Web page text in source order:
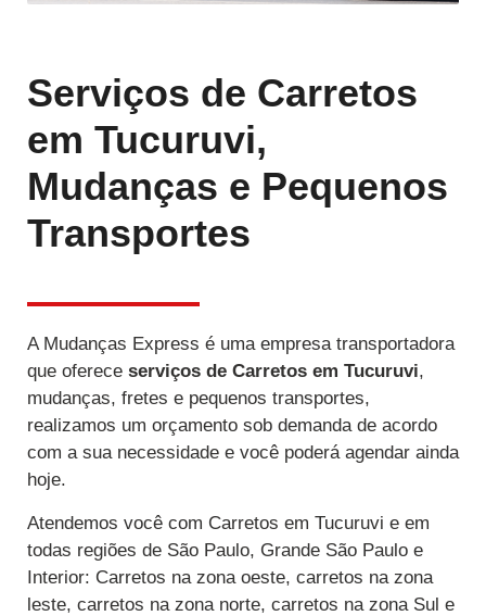
Serviços de Carretos
em Tucuruvi,
Mudanças e Pequenos
Transportes
A Mudanças Express é uma empresa transportadora
que oferece serviços de Carretos em Tucuruvi,
mudanças, fretes e pequenos transportes,
realizamos um orçamento sob demanda de acordo
com a sua necessidade e você poderá agendar ainda
hoje.
Atendemos você com Carretos em Tucuruvi e em
todas regiões de São Paulo, Grande São Paulo e
Interior: Carretos na zona oeste, carretos na zona
leste, carretos na zona norte, carretos na zona Sul e